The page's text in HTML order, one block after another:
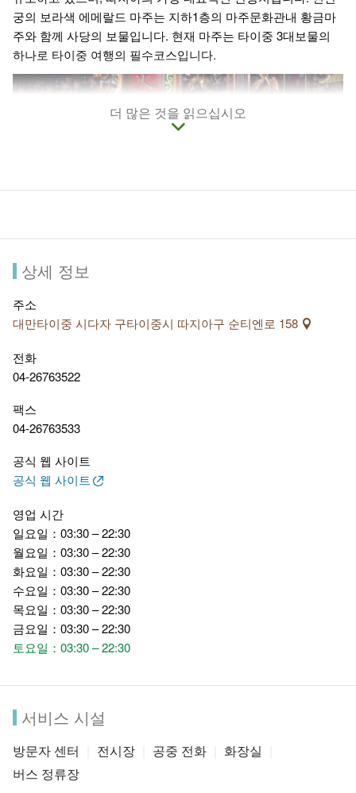
궁의 보라색 에메랄드 마주는 지하1층의 마주문화관내 황금마
주와 함께 사당의 보물입니다. 현재 마주는 타이중 3대보물의
하나로 타이중 여행의 필수코스입니다.
더 많은 것을 읽으십시오
상세 정보
주소
대만타이중 시다자 구타이중시 따지아구 순티엔로 158
전화
04-26763522
팩스
04-26763533
공식 웹 사이트
공식 웹 사이트
영업 시간
일요일：03:30 – 22:30
월요일：03:30 – 22:30
화요일：03:30 – 22:30
수요일：03:30 – 22:30
목요일：03:30 – 22:30
금요일：03:30 – 22:30
토요일：03:30 – 22:30
서비스 시설
방문자 센터 전시장 공중 전화
화장실
버스 정류장